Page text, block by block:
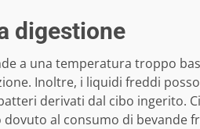
digestione
a una temperatura troppo
Inoltre, i liquidi freddi
derivati dal cibo ingerito.
al consumo di bevande